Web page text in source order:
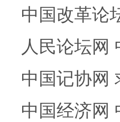
中国改革论
人民论坛网
中国记协网
中国经济网